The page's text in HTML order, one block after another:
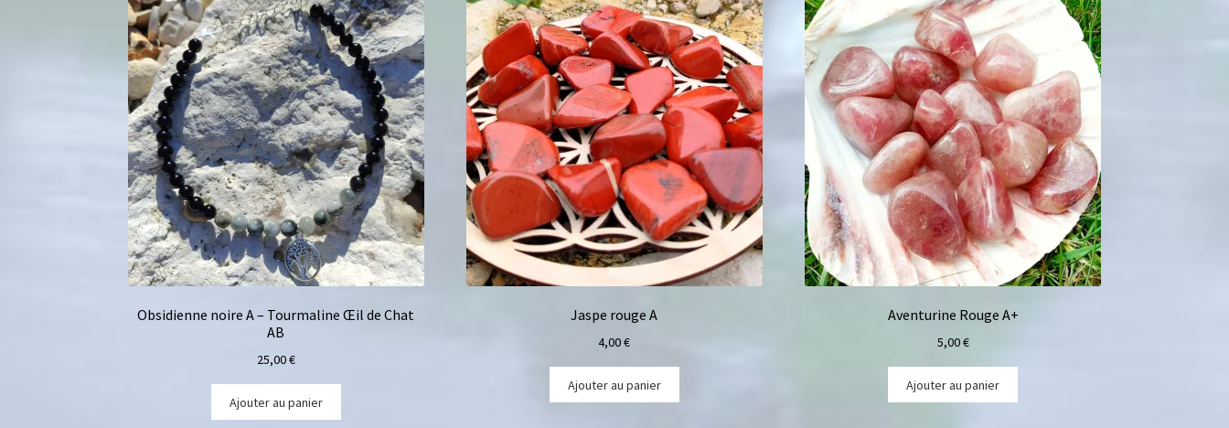
Obsidienne noire A – Tourmaline Œil de Chat
AB
25,00€
Ajouter au panier
Jaspe rouge A
4,00€
Ajouter au panier
Aventurine Rouge A+
5,00€
Ajouter au panier